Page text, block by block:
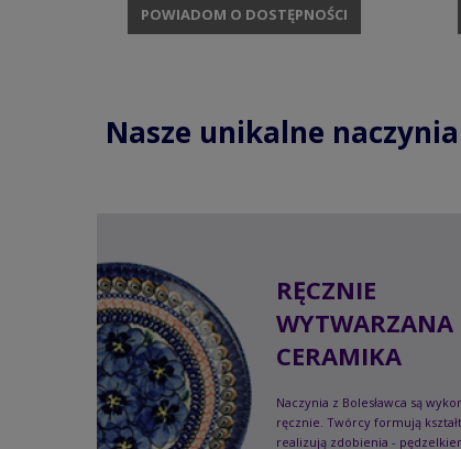
POWIADOM O DOSTĘPNOŚCI
Nasze unikalne
RĘCZNIE
WYTWARZANA
CERAMIKA
Naczynia z Bolesławca są
ręcznie. Twórcy formują
realizują zdobienia -